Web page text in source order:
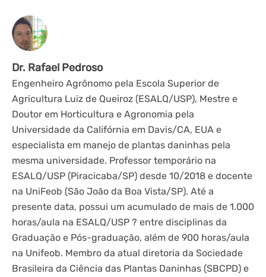
Dr. Rafael Pedroso
Engenheiro Agrônomo pela Escola Superior de
Agricultura Luiz de Queiroz (ESALQ/USP), Mestre e
Doutor em Horticultura e Agronomia pela
Universidade da Califórnia em Davis/CA, EUA e
especialista em manejo de plantas daninhas pela
mesma universidade. Professor temporário na
ESALQ/USP (Piracicaba/SP) desde 10/2018 e docente
na UniFeob (São João da Boa Vista/SP). Até a
presente data, possui um acumulado de mais de 1.000
horas/aula na ESALQ/USP ? entre disciplinas da
Graduação e Pós-graduação, além de 900 horas/aula
na Unifeob. Membro da atual diretoria da Sociedade
Brasileira da Ciência das Plantas Daninhas (SBCPD) e